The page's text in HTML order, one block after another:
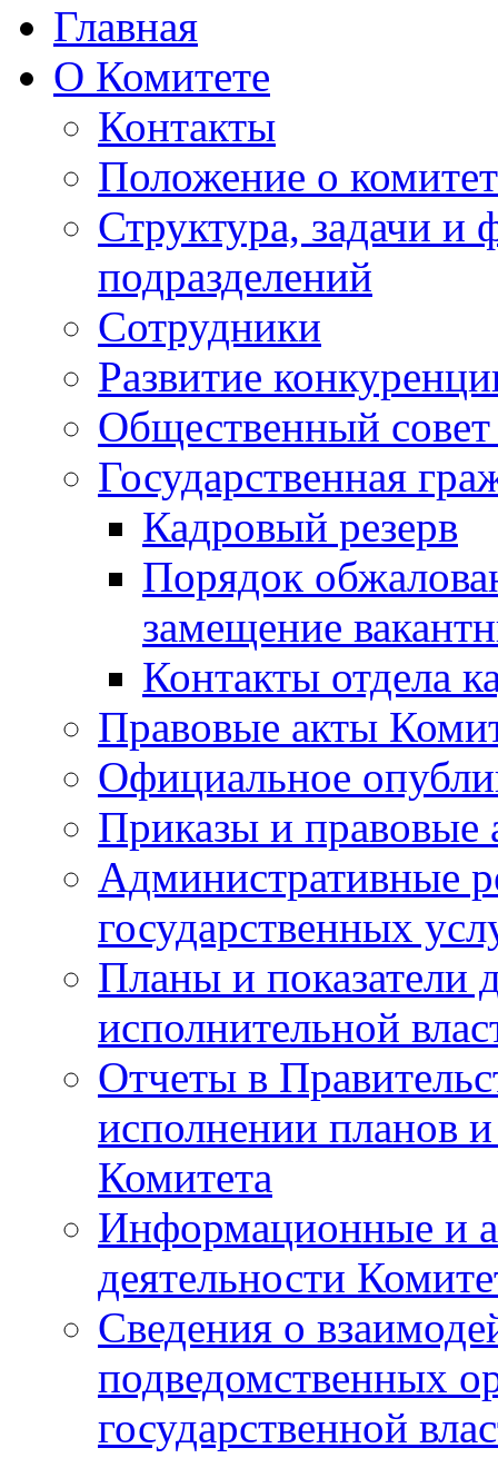
Главная
О Комитете
Контакты
Положение о
Структура, задачи и
подразделений
Сотрудники
Развитие
Общественный совет
Государственная
Кадровый резерв
Порядок
замещение
Контакты отдела
Правовые акты
Официальное
Приказы и правовые
Административные
государственных
Планы и показатели
исполнительной
Отчеты в
исполнении планов и
Комитета
Информационные и
деятельности
Сведения о
подведомственных
государственной